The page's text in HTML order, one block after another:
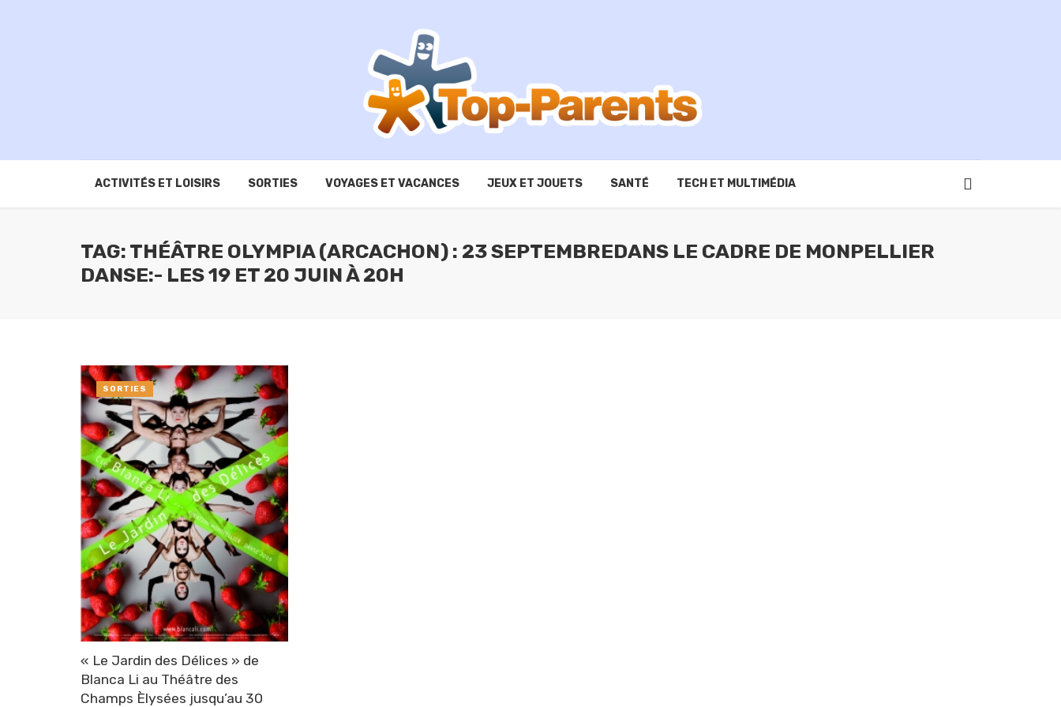
ACTIVITÉS ET LOISIRS SORTIES VOYAGES ET VACANCES JEUX ET JOUETS SANTÉ TECH ET MULTIMÉDIA
TAG: THÉÂTRE OLYMPIA (ARCACHON) : 23 SEPTEMBREDANS LE CADRE DE MONPELLIER
DANSE:- LES 19 ET 20 JUIN À 20H
« Le Jardin des Délices » de
Blanca Li au Théâtre des
Champs Èlysées jusqu’au 30
SORTIES